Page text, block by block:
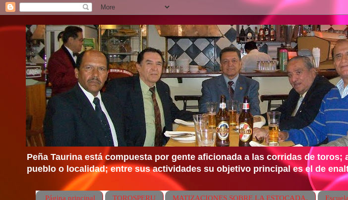
Peña Taurina está compuesta por gente aficionada a las corridas de
pueblo o localidad; entre sus actividades su objetivo principal es el de
Página principal TOROSPERU MATIZACIONES SOBRE LA ESTOCADA.